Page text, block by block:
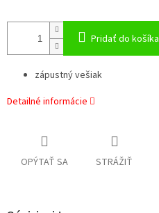
Pridať do košíka
zápustný vešiak
Detailné informácie
OPÝTAŤ SA STRÁŽIŤ